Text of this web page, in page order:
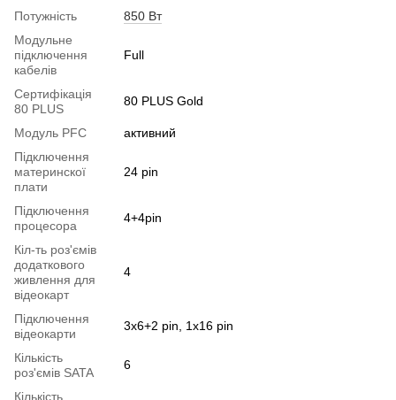
Потужність
850 Вт
Модульне
підключення
кабелів
Full
Сертифікація
80 PLUS
80 PLUS Gold
Модуль PFC
активний
Підключення
материнскої
плати
24 pin
Підключення
процесора
4+4pin
Кіл-ть роз'ємів
додаткового
живлення для
відеокарт
4
Підключення
відеокарти
3x6+2 pin, 1x16 pin
Кількість
роз'ємів SATA
6
Кількість